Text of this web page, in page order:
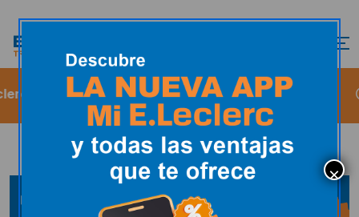
Trujillo te damos la bienvenidaDe 09:00 a 21:30